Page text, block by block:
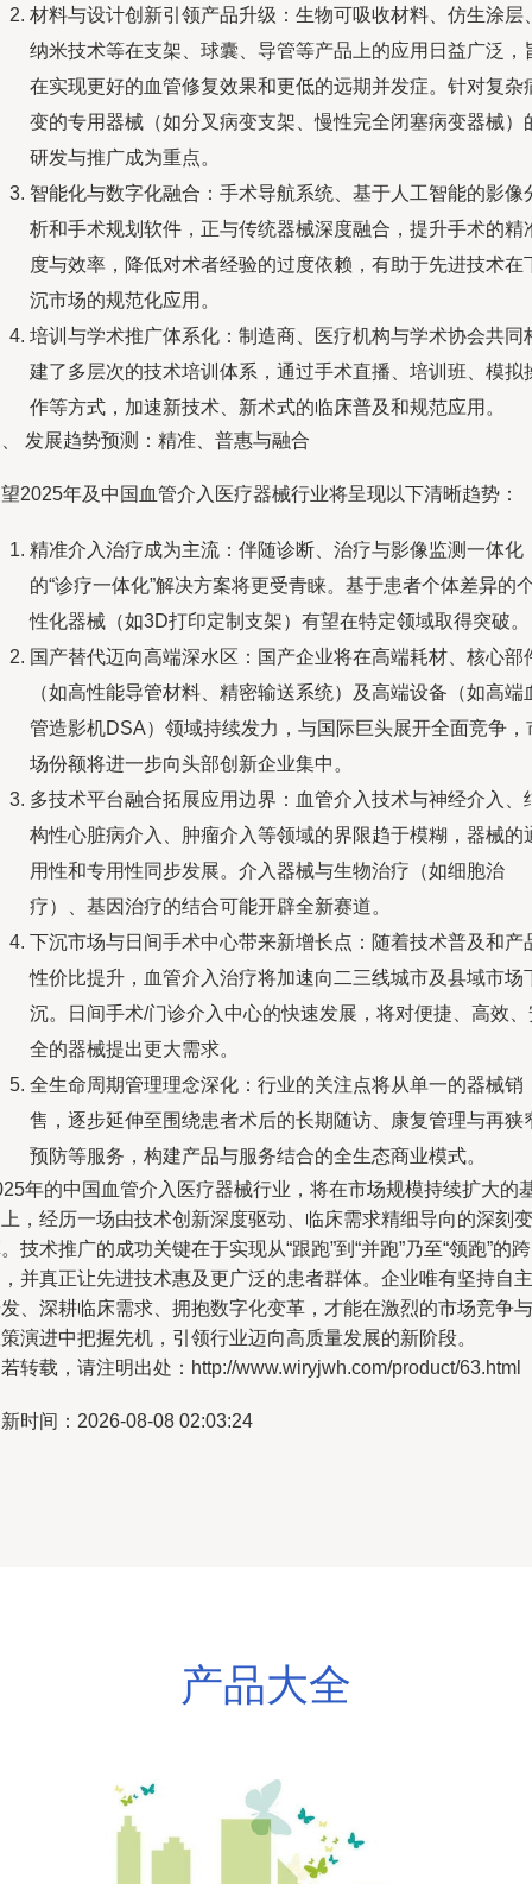
材料与设计创新引领产品升级：生物可吸收材料、仿生涂层
纳米技术等在支架、球囊、导管等产品上的应用日益广泛，
在实现更好的血管修复效果和更低的远期并发症。针对复杂
变的专用器械（如分叉病变支架、慢性完全闭塞病变器械）
研发与推广成为重点。
智能化与数字化融合：手术导航系统、基于人工智能的影像
析和手术规划软件，正与传统器械深度融合，提升手术的精
度与效率，降低对术者经验的过度依赖，有助于先进技术在
沉市场的规范化应用。
培训与学术推广体系化：制造商、医疗机构与学术协会共同
建了多层次的技术培训体系，通过手术直播、培训班、模拟
作等方式，加速新技术、新术式的临床普及和规范应用。
发展趋势预测：精准、普惠与融合
2025年及中国血管介入医疗器械行业将呈现以下清晰趋势：
精准介入治疗成为主流：伴随诊断、治疗与影像监测一体化
的“诊疗一体化”解决方案将更受青睐。基于患者个体差异的
性化器械（如3D打印定制支架）有望在特定领域取得突破。
国产替代迈向高端深水区：国产企业将在高端耗材、核心部
（如高性能导管材料、精密输送系统）及高端设备（如高端
管造影机DSA）领域持续发力，与国际巨头展开全面竞争，
场份额将进一步向头部创新企业集中。
多技术平台融合拓展应用边界：血管介入技术与神经介入、
构性心脏病介入、肿瘤介入等领域的界限趋于模糊，器械的
用性和专用性同步发展。介入器械与生物治疗（如细胞治
疗）、基因治疗的结合可能开辟全新赛道。
下沉市场与日间手术中心带来新增长点：随着技术普及和产
性价比提升，血管介入治疗将加速向二三线城市及县域市场
沉。日间手术/门诊介入中心的快速发展，将对便捷、高效、
全的器械提出更大需求。
全生命周期管理理念深化：行业的关注点将从单一的器械销
售，逐步延伸至围绕患者术后的长期随访、康复管理与再狭
预防等服务，构建产品与服务结合的全生态商业模式。
年的中国血管介入医疗器械行业，将在市场规模持续扩大的
，经历一场由技术创新深度驱动、临床需求精细导向的深刻变
技术推广的成功关键在于实现从“跟跑”到“并跑”乃至“领跑”的跨
并真正让先进技术惠及更广泛的患者群体。企业唯有坚持自主
、深耕临床需求、拥抱数字化变革，才能在激烈的市场竞争与
演进中把握先机，引领行业迈向高质量发展的新阶段。
转载，请注明出处：http://www.wiryjwh.com/product/63.html
时间：2026-08-08 02:03:24
产品大全